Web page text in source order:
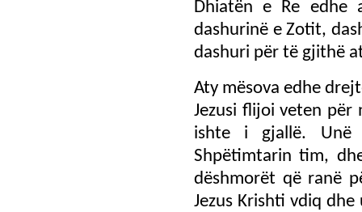
Dhiatën e Re edhe
dashurinë e Zotit,
dashuri për të gjithë
Aty mësova edhe
Jezusi flijoi veten për
ishte i gjallë. Unë
Shpëtimtarin tim,
dëshmorët që ranë
Jezus Krishti vdiq